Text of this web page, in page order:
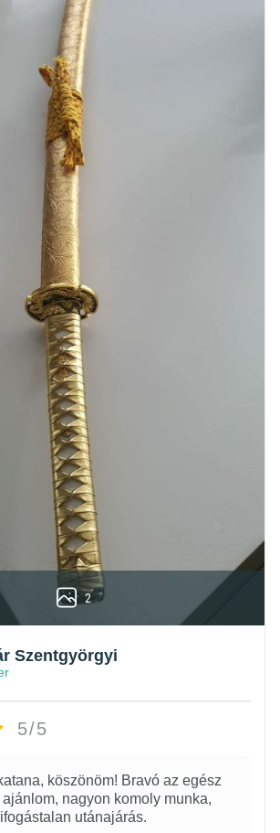
2
Szentgyörgyi
5/5
köszönöm! Bravó az egész
nagyon komoly munka,
utánajárás.